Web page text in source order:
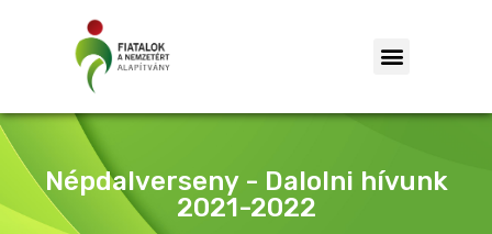
Népdalverseny - Dalolni hívunk
2021-2022